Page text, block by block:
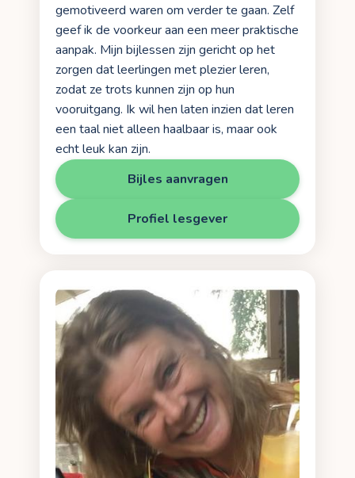
gemotiveerd waren om verder te gaan. Zelf
geef ik de voorkeur aan een meer praktische
aanpak. Mijn bijlessen zijn gericht op het
zorgen dat leerlingen met plezier leren,
zodat ze trots kunnen zijn op hun
vooruitgang. Ik wil hen laten inzien dat leren
een taal niet alleen haalbaar is, maar ook
echt leuk kan zijn.
Bijles aanvragen
Profiel lesgever